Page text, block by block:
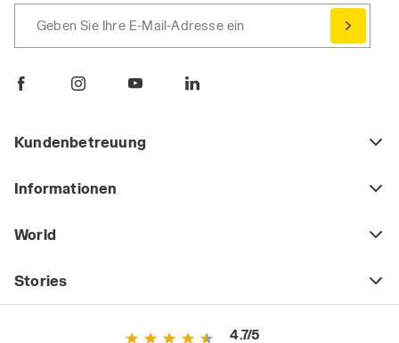
Geben Sie Ihre E-Mail-Adresse ein
Kundenbetreuung
Informationen
World
Stories
4.7/5